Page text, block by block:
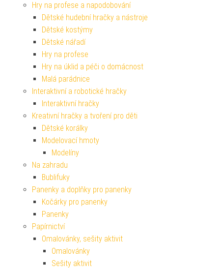
Hry na profese a napodobování
Dětské hudební hračky a nástroje
Dětské kostýmy
Dětské nářadí
Hry na profese
Hry na úklid a péči o domácnost
Malá parádnice
Interaktivní a robotické hračky
Interaktivní hračky
Kreativní hračky a tvoření pro děti
Dětské korálky
Modelovací hmoty
Modelíny
Na zahradu
Bublifuky
Panenky a doplňky pro panenky
Kočárky pro panenky
Panenky
Papírnictví
Omalovánky, sešity aktivit
Omalovánky
Sešity aktivit